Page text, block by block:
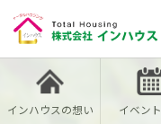
インハウスの想い イベン